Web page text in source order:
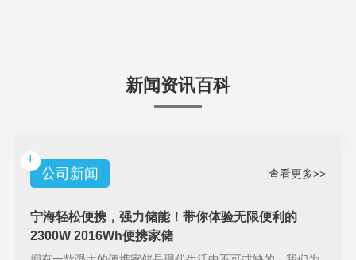
新闻资讯百科
+
公司新闻
查看更多>>
宁海轻松便携，强力储能！带你体验无限便利的
2300W 2016Wh便携家储